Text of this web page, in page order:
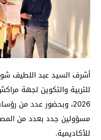
أشرف السيد عبد اللطيف
2026، وبحضور عدد من
مسؤولين جدد بعدد من
للأكاديمية.